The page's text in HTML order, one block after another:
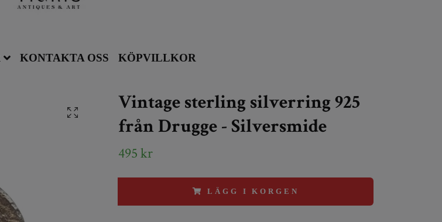
KONTAKTA OSS KÖPVILLKOR
Vintage sterling silverring 925
från Drugge - Silversmide
495 kr
LÄGG I KORGEN